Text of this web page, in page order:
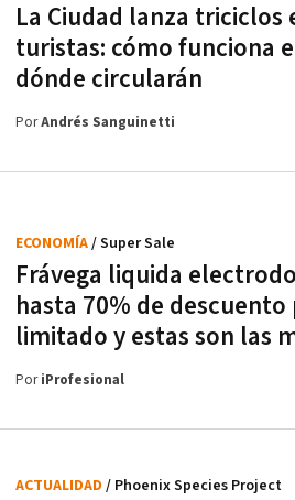
La Ciudad lanza triciclos
turistas: cómo funciona
dónde circularán
PorAndrés Sanguinetti
Frávega liquida
hasta 70% de
limitado y estas son las
ECONOMÍA/ Super Sale
PoriProfesional
ACTUALIDAD / Phoenix Species Project